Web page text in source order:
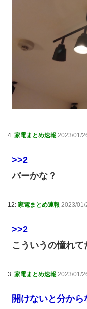
4: 家電まとめ速報 2023/01/
>>2
バーかな？
12: 家電まとめ速報 2023/01/
>>2
こういうの憧れ
3: 家電まとめ速報 2023/01/
開けないと分か